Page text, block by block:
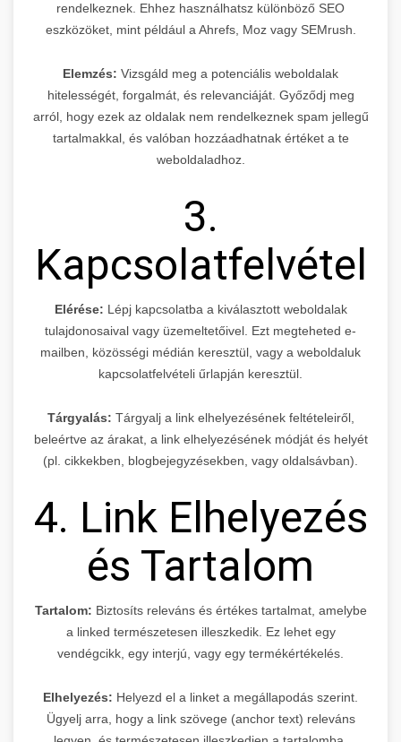
rendelkeznek. Ehhez használhatsz különböző SEO
eszközöket, mint például a Ahrefs, Moz vagy SEMrush.
Elemzés: Vizsgáld meg a potenciális weboldalak
hitelességét, forgalmát, és relevanciáját. Győződj meg
arról, hogy ezek az oldalak nem rendelkeznek spam jellegű
tartalmakkal, és valóban hozzáadhatnak értéket a te
weboldaladhoz.
3.
Kapcsolatfelvétel
Elérése: Lépj kapcsolatba a kiválasztott weboldalak
tulajdonosaival vagy üzemeltetőivel. Ezt megteheted e-
mailben, közösségi médián keresztül, vagy a weboldaluk
kapcsolatfelvételi űrlapján keresztül.
Tárgyalás: Tárgyalj a link elhelyezésének feltételeiről,
beleértve az árakat, a link elhelyezésének módját és helyét
(pl. cikkekben, blogbejegyzésekben, vagy oldalsávban).
4. Link Elhelyezés
és Tartalom
Tartalom: Biztosíts releváns és értékes tartalmat, amelybe
a linked természetesen illeszkedik. Ez lehet egy
vendégcikk, egy interjú, vagy egy termékértékelés.
Elhelyezés: Helyezd el a linket a megállapodás szerint.
Ügyelj arra, hogy a link szövege (anchor text) releváns